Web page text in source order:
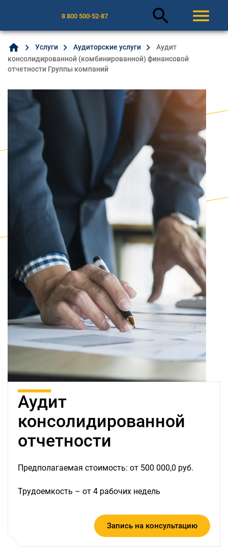
8 800 500-52-87 search menu
home Услуги Аудиторские услуги
Аудит
консолидированной (комбинированной) финансовой
отчетности Группы компаний
Аудит
консолидированной
отчетности
Предполагаемая стоимость: от 500 000,0 руб.
Трудоемкость – от 4 рабочих недель
Запись на консультацию